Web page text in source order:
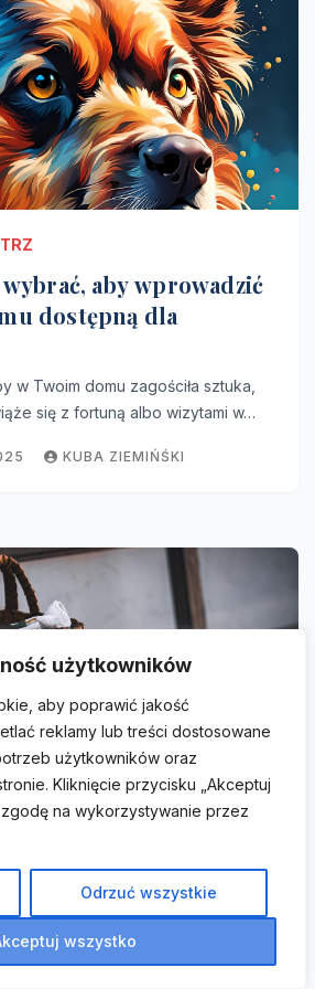
użytkowników
aby poprawić jakość
reklamy lub treści dostosowane
użytkowników oraz
Kliknięcie przycisku „Akceptuj
na wykorzystywanie przez
Odrzuć wszystkie
wszystko
aby wprowadzić
dostępną dla
w Twoim domu zagościła sztuka,
się z fortuną albo wizytami w…
KUBA ZIEMIŃŚKI
to dodatek w
ociepli Twój dom?
od miejskiego zgiełku i tęsknimy
ścienna boho wkracza do naszych